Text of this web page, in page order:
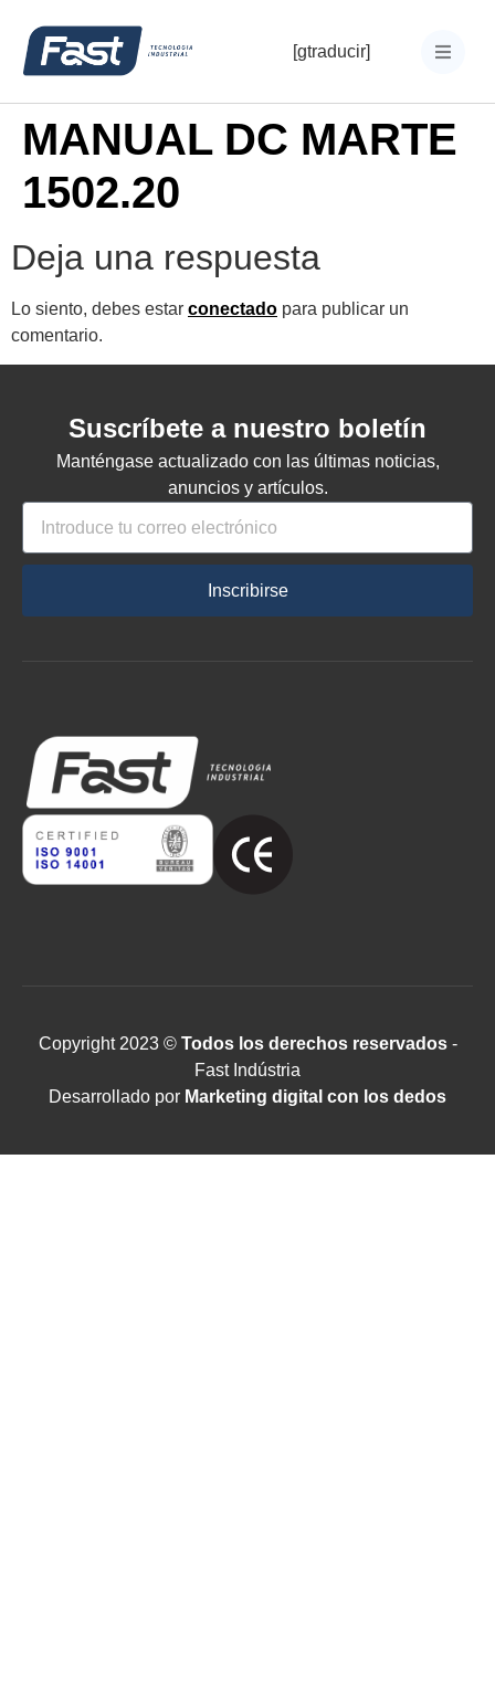
[gtraducir]
MANUAL DC MARTE
1502.20
Deja una respuesta
Lo siento, debes estar conectado para publicar un
comentario.
Suscríbete a nuestro boletín
Manténgase actualizado con las últimas noticias,
anuncios y artículos.
Inscribirse
Copyright 2023 © Todos los derechos reservados-
Fast Indústria
Desarrollado por Marketing digital con los dedos